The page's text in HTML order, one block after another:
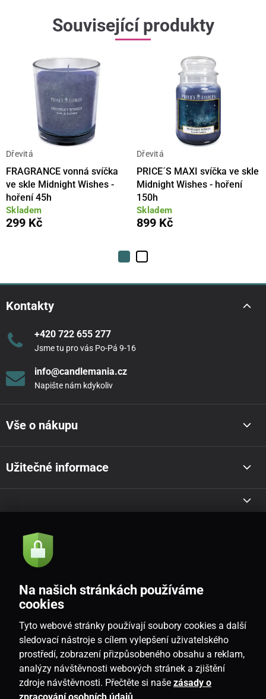
Související produkty
Dřevitá
FRAGRANCE vonná svíčka
ve skle Midnight Wishes -
hoření 45h
Skladem
299 Kč
Dřevitá
PRICE´S MAXI svíčka ve skle
Midnight Wishes - hoření
150h
Skladem
899 Kč
Kontakty
+420 722 655 277
Jsme tu pro vás Po-Pá 9-16
info@candlemania.cz
Napište nám kdykoliv
Vše o nákupu
Užitečné informace
Akce a novinky e-mailem
Souhlasím sezásadami zpracování osobních údajů
CZ
Na našich stránkách používáme
cookies
Tyto webové stránky používají soubory cookies a další
sledovací nástroje s cílem vylepšení uživatelského
prostředí, zobrazení přizpůsobeného obsahu a reklam,
analýzy návštěvnosti webových stránek a zjištění
zdroje návštěvnosti. Přečtěte si naše zásady o